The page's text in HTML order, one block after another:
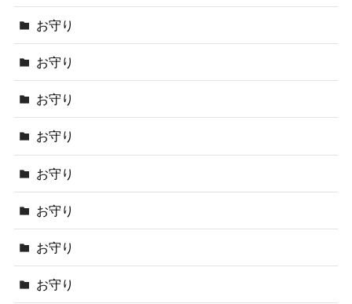
お守り
お守り
お守り
お守り
お守り
お守り
お守り
お守り